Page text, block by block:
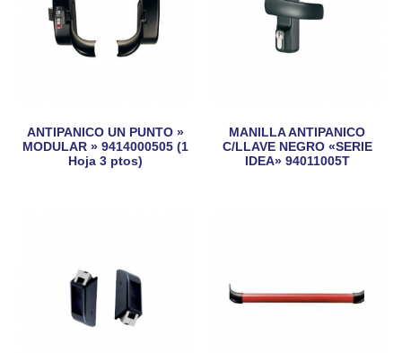
ANTIPANICO UN PUNTO »
MODULAR » 9414000505 (1
Hoja 3 ptos)
MANILLA ANTIPANICO
C/LLAVE NEGRO «SERIE
IDEA» 94011005T